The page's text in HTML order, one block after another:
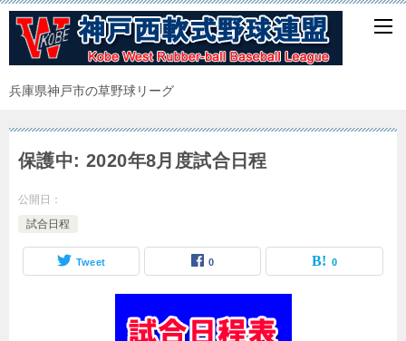
兵庫県神戸市の草野球リーグ
保護中: 2020年8月度試合日程
公開日：
試合日程
Tweet 0 0